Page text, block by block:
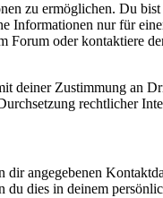
zu ermöglichen. Du
Informationen nur für
Forum oder
deiner Zustimmung an
rechtlicher
dir angegebenen
dies in deinem